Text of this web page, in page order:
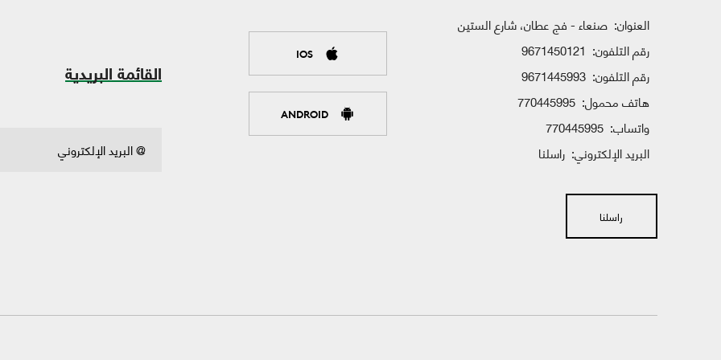
العنوان: صنعاء - فج عطان، شارع الستين
رقم التلفون: 9671450121
رقم التلفون: 9671445993
هاتف محمول: 770445995
واتساب: 770445995
البريد الإلكتروني: راسلنا
راسلنا
IOS
ANDROID
القائمة البريدية